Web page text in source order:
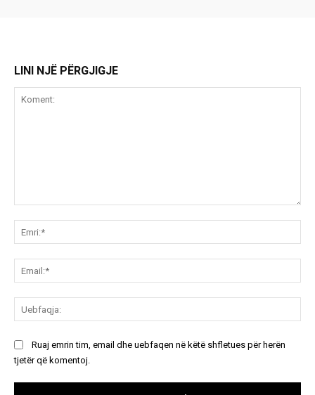
LINI NJË PËRGJIGJE
Ruaj emrin tim, email dhe uebfaqen në këtë shfletues për herën
tjetër që komentoj.